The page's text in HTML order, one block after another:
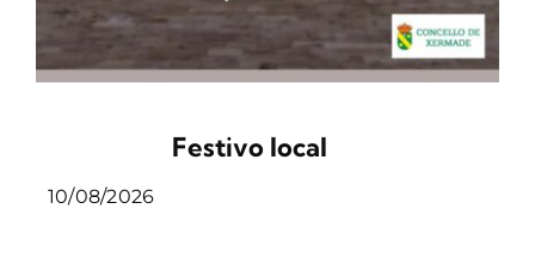
Festivo local
10/08/2026